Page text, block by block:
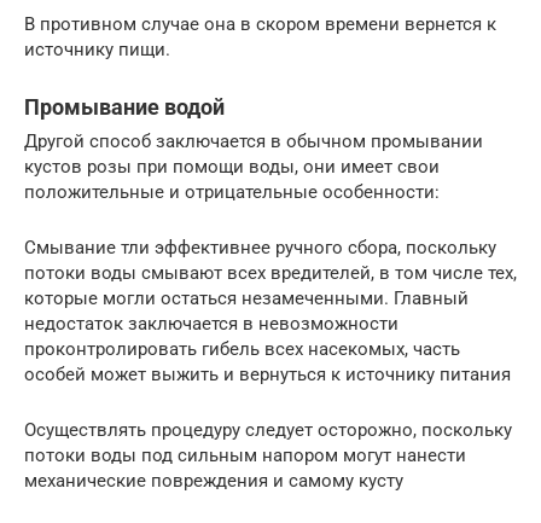
В противном случае она в скором времени вернется к
источнику пищи.
Промывание водой
Другой способ заключается в обычном промывании
кустов розы при помощи воды, они имеет свои
положительные и отрицательные особенности:
Смывание тли эффективнее ручного сбора, поскольку
потоки воды смывают всех вредителей, в том числе тех,
которые могли остаться незамеченными. Главный
недостаток заключается в невозможности
проконтролировать гибель всех насекомых, часть
особей может выжить и вернуться к источнику питания
Осуществлять процедуру следует осторожно, поскольку
потоки воды под сильным напором могут нанести
механические повреждения и самому кусту